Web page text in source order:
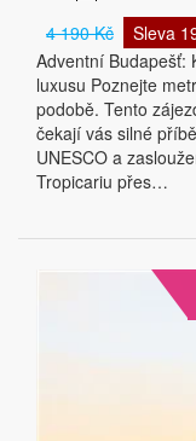
4 190 Kč
Sleva
Adventní Budapešť:
luxusu Poznejte
podobě. Tento
čekají vás silné
UNESCO a
Tropicariu přes…